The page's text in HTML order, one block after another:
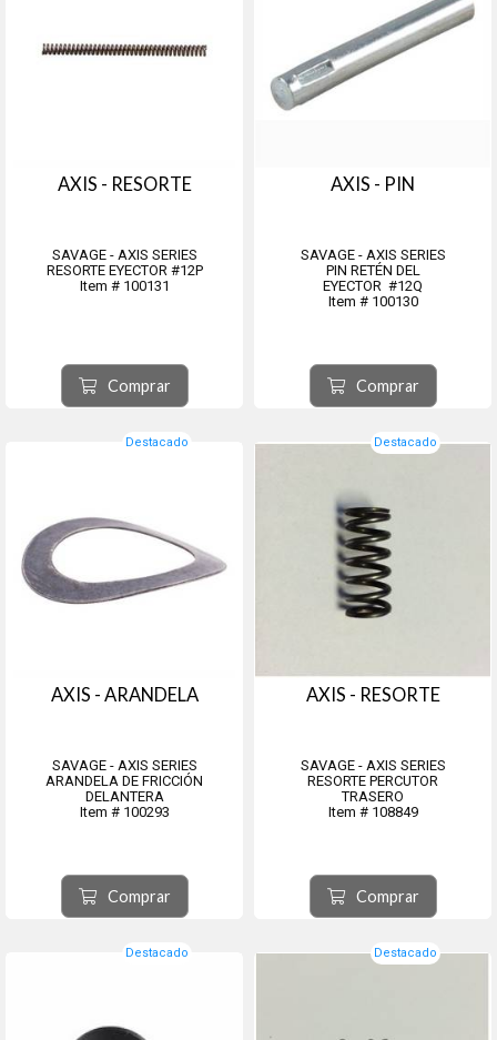
AXIS - RESORTE
SAVAGE - AXIS SERIES
RESORTE EYECTOR #12P
Item # 100131
Comprar
AXIS - PIN
SAVAGE - AXIS SERIES
PIN RETÉN DEL
EYECTOR #12Q
Item # 100130
Comprar
Destacado
AXIS - ARANDELA
SAVAGE - AXIS SERIES
ARANDELA DE FRICCIÓN
DELANTERA
Item # 100293
Comprar
Destacado
AXIS - RESORTE
SAVAGE - AXIS SERIES
RESORTE PERCUTOR
TRASERO
Item # 108849
Comprar
Destacado Destacado